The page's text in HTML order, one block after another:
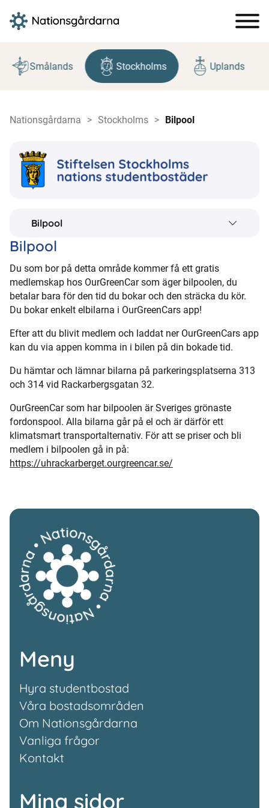
innehåll
Smålands Stockholms Uplands
Nationsgårdarna Stockholms Bilpool
Bilpool
Bilpool
Du som bor på detta område kommer få ett gratis
medlemskap hos OurGreenCar som äger bilpoolen, du
betalar bara för den tid du bokar och den sträcka du kör.
Du bokar enkelt elbilarna i OurGreenCars app!
Efter att du blivit medlem och laddat ner OurGreenCars app
kan du via appen komma in i bilen på din bokade tid.
Du hämtar och lämnar bilarna på parkeringsplatserna 313
och 314 vid Rackarbergsgatan 32.
OurGreenCar som har bilpoolen är Sveriges grönaste
fordonspool. Alla bilarna går på el och är därför ett
klimatsmart transportalternativ. För att se priser och bli
medlem i bilpoolen gå in på:
https://uhrackarberget.ourgreencar.se/
Meny
Hyra studentbostad
Våra bostadsområden
Om Nationsgårdarna
Vanliga frågor
Kontakt
Mina sidor